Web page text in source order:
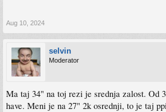
Aug 10, 2024
selvin
Moderator
Ma taj 34" na toj rezi je srednja zalost. Od
have. Meni je na 27" 2k osrednji, to je taj